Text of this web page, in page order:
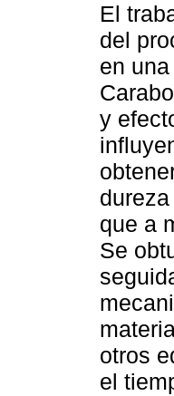
El
del
en
y
que a
Se
otros
el